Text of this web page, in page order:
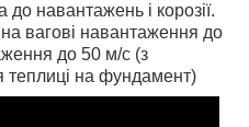
до навантажень і корозії.
вагові навантаження до
до 50 м/с (з
теплиці на фундамент)